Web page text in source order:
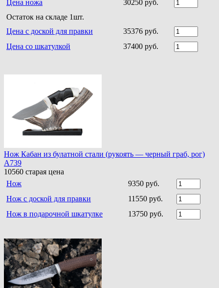
Цена ножа
30250 руб.
Остаток на складе 1шт.
Цена с доской для правки
35376 руб.
Цена со шкатулкой
37400 руб.
Нож Кабан из булатной стали (рукоять — черный граб, рог)
A739
10560 старая цена
Нож
9350 руб.
Нож с доской для правки
11550 руб.
Нож в подарочной шкатулке
13750 руб.